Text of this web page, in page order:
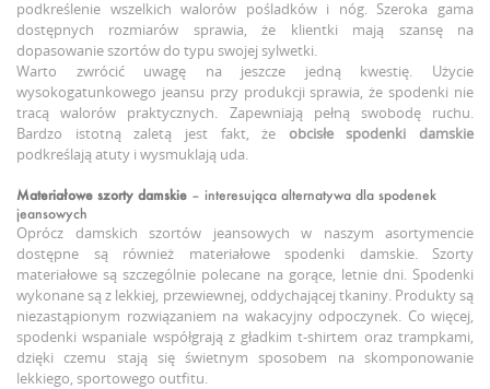
podkreślenie wszelkich walorów pośladków i nóg. Szeroka gama
dostępnych rozmiarów sprawia, że klientki mają szansę na
dopasowanie szortów do typu swojej sylwetki.
Warto zwrócić uwagę na jeszcze jedną kwestię. Użycie
wysokogatunkowego jeansu przy produkcji sprawia, że spodenki nie
tracą walorów praktycznych. Zapewniają pełną swobodę ruchu.
Bardzo istotną zaletą jest fakt, że obcisłe spodenki damskie
podkreślają atuty i wysmuklają uda.
Materiałowe szorty damskie – interesująca alternatywa dla spodenek
jeansowych
Oprócz damskich szortów jeansowych w naszym asortymencie
dostępne są również materiałowe spodenki damskie. Szorty
materiałowe są szczególnie polecane na gorące, letnie dni. Spodenki
wykonane są z lekkiej, przewiewnej, oddychającej tkaniny. Produkty są
niezastąpionym rozwiązaniem na wakacyjny odpoczynek. Co więcej,
spodenki wspaniale współgrają z gładkim t-shirtem oraz trampkami,
dzięki czemu stają się świetnym sposobem na skomponowanie
lekkiego, sportowego outfitu.